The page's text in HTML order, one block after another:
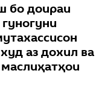
бо доираи
аз дохил ва